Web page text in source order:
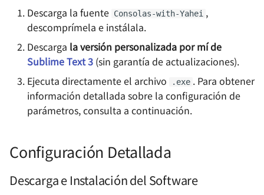
Hack.init () 黑客马拉松
内卷与未来的职业趋势
关于新能源行业的一些观
为什么要抵制智能推荐算
不要自己感动自己
Homelab - Herramienta
sitios web Uptime Kuma
Homelab - Herramienta
compresión de imágenes
de alta calidad TinyPNG-
docker
Homelab - Sitio de
marcadores personales
minimalista Flare
Configuración de una
biblioteca en línea con
Calibre en Synology
(Docker)
Uso de Watchtower para
Actualizar
Automáticamente
Synology
Guía de Implementación
Sencilla de Docusaurus
Using Markdown for
Efficient Writing
Sincronización de datos en
Normas de Formato de
Texto Personal
Recomendados
Ejecución de Python
Formateo automático de
código
Conclusión
Referencias y
Agradecimientos
Descarga la fuente Consolas-with-Yahei ,
descomprímela e instálala.
Descarga la versión personalizada por mí de
Sublime Text 3 (sin garantía de actualizaciones).
Ejecuta directamente el archivo
.exe . Para obtener
información detallada sobre la configuración de
parámetros, consulta a continuación.
Configuración Detallada
Descarga e Instalación del Software